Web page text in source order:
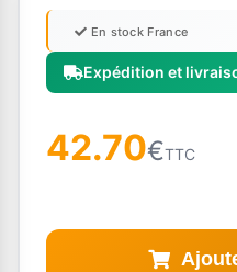
Expédition et
En stock France
42.70€TTC